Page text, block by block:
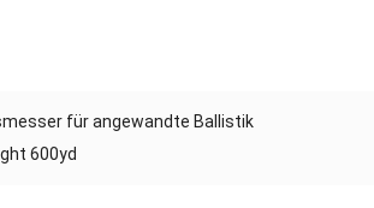
für angewandte Ballistik
600yd